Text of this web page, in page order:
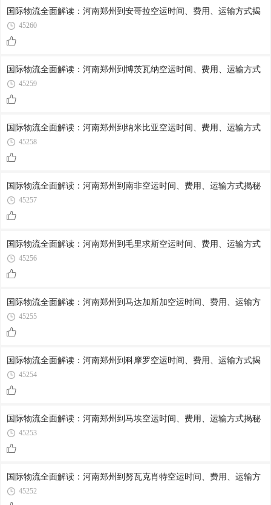
国际物流全面解读：河南郑州到安哥拉空运时间、费用、运输方式揭
45260
国际物流全面解读：河南郑州到博茨瓦纳空运时间、费用、运输方式
45259
国际物流全面解读：河南郑州到纳米比亚空运时间、费用、运输方式
45258
国际物流全面解读：河南郑州到南非空运时间、费用、运输方式揭秘
45257
国际物流全面解读：河南郑州到毛里求斯空运时间、费用、运输方式
45256
国际物流全面解读：河南郑州到马达加斯加空运时间、费用、运输方
45255
国际物流全面解读：河南郑州到科摩罗空运时间、费用、运输方式揭
45254
国际物流全面解读：河南郑州到马埃空运时间、费用、运输方式揭秘
45253
国际物流全面解读：河南郑州到努瓦克肖特空运时间、费用、运输方
45252